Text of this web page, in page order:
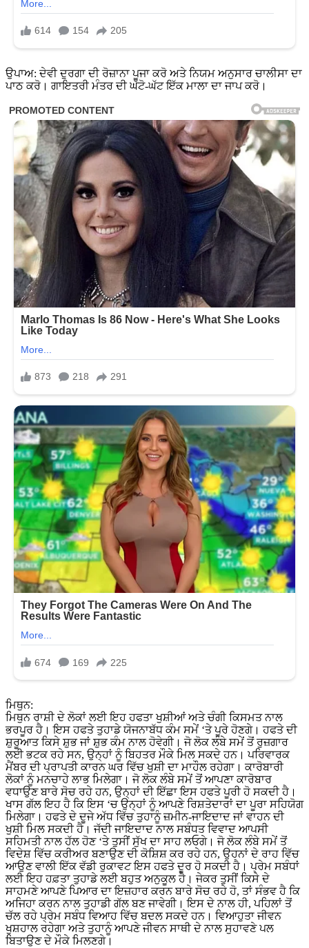
ਉਪਾਅ: ਦੇਵੀ ਦੁਰਗਾ ਦੀ ਰੋਜ਼ਾਨਾ ਪੂਜਾ ਕਰੋ ਅਤੇ ਨਿਯਮ ਅਨੁਸਾਰ ਚਾਲੀਸਾ ਦਾ
ਪਾਠ ਕਰੋ। ਗਾਇਤਰੀ ਮੰਤਰ ਦੀ ਘੱਟੋ-ਘੱਟ ਇੱਕ ਮਾਲਾ ਦਾ ਜਾਪ ਕਰੋ।
ਮਿਥੁਨ:
ਮਿਥੁਨ ਰਾਸ਼ੀ ਦੇ ਲੋਕਾਂ ਲਈ ਇਹ ਹਫਤਾ ਖੁਸ਼ੀਆਂ ਅਤੇ ਚੰਗੀ ਕਿਸਮਤ ਨਾਲ
ਭਰਪੂਰ ਹੈ। ਇਸ ਹਫਤੇ ਤੁਹਾਡੇ ਯੋਜਨਾਬੱਧ ਕੰਮ ਸਮੇਂ ‘ਤੇ ਪੂਰੇ ਹੋਣਗੇ। ਹਫਤੇ ਦੀ
ਸ਼ੁਰੂਆਤ ਕਿਸੇ ਸ਼ੁਭ ਜਾਂ ਸ਼ੁਭ ਕੰਮ ਨਾਲ ਹੋਵੇਗੀ। ਜੋ ਲੋਕ ਲੰਬੇ ਸਮੇਂ ਤੋਂ ਰੁਜ਼ਗਾਰ
ਲਈ ਭਟਕ ਰਹੇ ਸਨ, ਉਨ੍ਹਾਂ ਨੂੰ ਬਿਹਤਰ ਮੌਕੇ ਮਿਲ ਸਕਦੇ ਹਨ। ਪਰਿਵਾਰਕ
ਮੈਂਬਰ ਦੀ ਪ੍ਰਾਪਤੀ ਕਾਰਨ ਘਰ ਵਿੱਚ ਖੁਸ਼ੀ ਦਾ ਮਾਹੌਲ ਰਹੇਗਾ। ਕਾਰੋਬਾਰੀ
ਲੋਕਾਂ ਨੂੰ ਮਨਚਾਹੇ ਲਾਭ ਮਿਲੇਗਾ। ਜੋ ਲੋਕ ਲੰਬੇ ਸਮੇਂ ਤੋਂ ਆਪਣਾ ਕਾਰੋਬਾਰ
ਵਧਾਉਣ ਬਾਰੇ ਸੋਚ ਰਹੇ ਹਨ, ਉਨ੍ਹਾਂ ਦੀ ਇੱਛਾ ਇਸ ਹਫਤੇ ਪੂਰੀ ਹੋ ਸਕਦੀ ਹੈ।
ਖਾਸ ਗੱਲ ਇਹ ਹੈ ਕਿ ਇਸ ‘ਚ ਉਨ੍ਹਾਂ ਨੂੰ ਆਪਣੇ ਰਿਸ਼ਤੇਦਾਰਾਂ ਦਾ ਪੂਰਾ ਸਹਿਯੋਗ
ਮਿਲੇਗਾ। ਹਫਤੇ ਦੇ ਦੂਜੇ ਅੱਧ ਵਿੱਚ ਤੁਹਾਨੂੰ ਜ਼ਮੀਨ-ਜਾਇਦਾਦ ਜਾਂ ਵਾਹਨ ਦੀ
ਖੁਸ਼ੀ ਮਿਲ ਸਕਦੀ ਹੈ। ਜੱਦੀ ਜਾਇਦਾਦ ਨਾਲ ਸਬੰਧਤ ਵਿਵਾਦ ਆਪਸੀ
ਸਹਿਮਤੀ ਨਾਲ ਹੱਲ ਹੋਣ ‘ਤੇ ਤੁਸੀਂ ਸੁੱਖ ਦਾ ਸਾਹ ਲਓਗੇ। ਜੋ ਲੋਕ ਲੰਬੇ ਸਮੇਂ ਤੋਂ
ਵਿਦੇਸ਼ ਵਿੱਚ ਕਰੀਅਰ ਬਣਾਉਣ ਦੀ ਕੋਸ਼ਿਸ਼ ਕਰ ਰਹੇ ਹਨ, ਉਹਨਾਂ ਦੇ ਰਾਹ ਵਿੱਚ
ਆਉਣ ਵਾਲੀ ਇੱਕ ਵੱਡੀ ਰੁਕਾਵਟ ਇਸ ਹਫਤੇ ਦੂਰ ਹੋ ਸਕਦੀ ਹੈ। ਪ੍ਰੇਮ ਸਬੰਧਾਂ
ਲਈ ਇਹ ਹਫ਼ਤਾ ਤੁਹਾਡੇ ਲਈ ਬਹੁਤ ਅਨੁਕੂਲ ਹੈ। ਜੇਕਰ ਤੁਸੀਂ ਕਿਸੇ ਦੇ
ਸਾਹਮਣੇ ਆਪਣੇ ਪਿਆਰ ਦਾ ਇਜ਼ਹਾਰ ਕਰਨ ਬਾਰੇ ਸੋਚ ਰਹੇ ਹੋ, ਤਾਂ ਸੰਭਵ ਹੈ ਕਿ
ਅਜਿਹਾ ਕਰਨ ਨਾਲ ਤੁਹਾਡੀ ਗੱਲ ਬਣ ਜਾਵੇਗੀ। ਇਸ ਦੇ ਨਾਲ ਹੀ, ਪਹਿਲਾਂ ਤੋਂ
ਚੱਲ ਰਹੇ ਪ੍ਰੇਮ ਸਬੰਧ ਵਿਆਹ ਵਿੱਚ ਬਦਲ ਸਕਦੇ ਹਨ। ਵਿਆਹੁਤਾ ਜੀਵਨ
ਖੁਸ਼ਹਾਲ ਰਹੇਗਾ ਅਤੇ ਤੁਹਾਨੂੰ ਆਪਣੇ ਜੀਵਨ ਸਾਥੀ ਦੇ ਨਾਲ ਸੁਹਾਵਣੇ ਪਲ
ਬਿਤਾਉਣ ਦੇ ਮੌਕੇ ਮਿਲਣਗੇ।